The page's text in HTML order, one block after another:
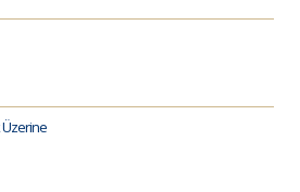
Üzerine